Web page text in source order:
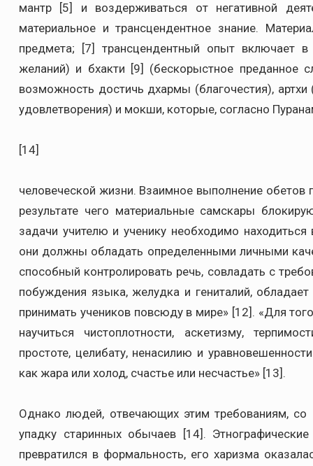
мантр [5] и воздерживаться от негативной
материальное и трансцендентное знание.
предмета; [7] трансцендентный опыт включает
желаний) и бхакти [9] (бескорыстное преданное
возможность достичь дхармы (благочестия),
удовлетворения) и мокши, которые, согласно
[14]
человеческой жизни. Взаимное выполнение обетов
результате чего материальные самскары
задачи учителю и ученику необходимо
они должны обладать определенными личными
способный контролировать речь, совладать с
побуждения языка, желудка и гениталий,
принимать учеников повсюду в мире» [12]. «Для
научиться чистоплотности, аскетизму,
простоте, целибату, ненасилию и
как жара или холод, счастье или несчастье» [13].
Однако людей, отвечающих этим требованиям,
упадку старинных обычаев [14].
превратился в формальность, его харизма